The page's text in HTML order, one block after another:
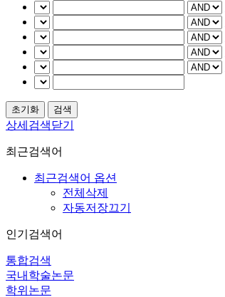
상세검색닫기
최근검색어
최근검색어 옵션
전체삭제
자동저장끄기
인기검색어
통합검색
국내학술논문
학위논문